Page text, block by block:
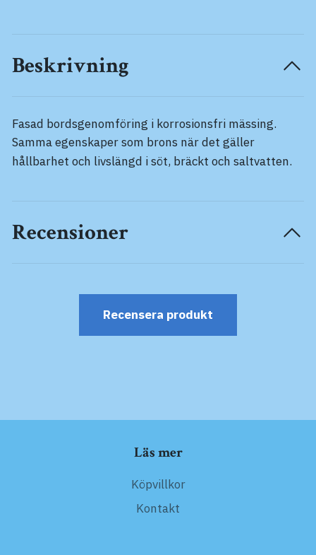
Beskrivning
Fasad bordsgenomföring i korrosionsfri mässing.
Samma egenskaper som brons när det gäller
hållbarhet och livslängd i söt, bräckt och saltvatten.
Recensioner
Recensera produkt
Läs mer
Köpvillkor
Kontakt